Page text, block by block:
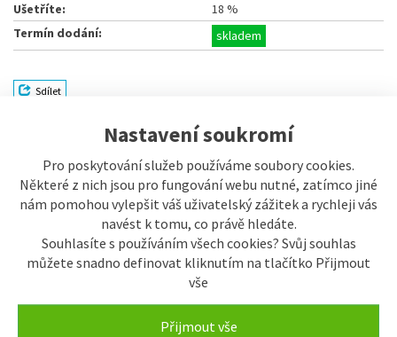
Nastavení soukromí
Pro poskytování služeb používáme soubory cookies.
Některé z nich jsou pro fungování webu nutné, zatímco jiné
nám pomohou vylepšit váš uživatelský zážitek a rychleji vás
navést k tomu, co právě hledáte.
Souhlasíte s používáním všech cookies? Svůj souhlas
můžete snadno definovat kliknutím na tlačítko Přijmout
vše
Přijmout vše
Ušetříte:
18 %
Termín dodání:
skladem
Sdílet
Popis výrobku
Nerezový jednodřez Sinks SHORT 580 V 0,5mm matný se
sítkovou výpustí.
Nerezové dřezy Sinks se vyznačují jednoduchou údržbou a vysokou
hygienickou úrovní. Dřezy jsou odolné proti vysokým teplotám,
prudkým teplotním změnám a chemickým účinkům.